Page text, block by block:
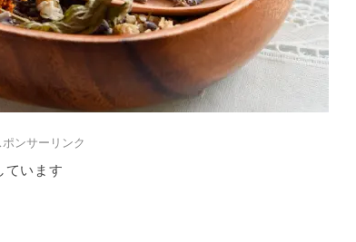
ポンサーリンク
ています